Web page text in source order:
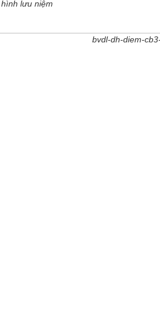
hình lưu niệm